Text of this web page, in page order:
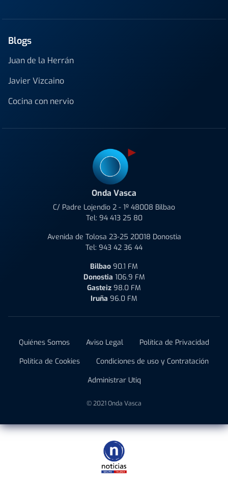
Blogs
Juan de la Herrán
Javier Vizcaino
Cocina con nervio
Onda Vasca
C/ Padre Lojendio 2 - 1º 48008 Bilbao
Tel: 94 413 25 80
Avenida de Tolosa 23-25 20018 Donostia
Tel: 943 42 36 44
Bilbao 90.1 FM
Donostia 106.9 FM
Gasteiz 98.0 FM
Iruña 96.0 FM
Quiénes Somos Aviso Legal
Política de Privacidad
Política de Cookies
Condiciones de uso y Contratación
Administrar Utiq
© 2021 Onda Vasca